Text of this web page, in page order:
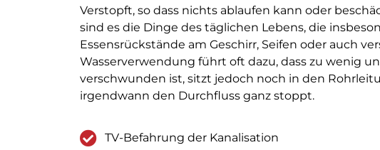
Verstopft, so dass nichts ablaufen kann oder
sind es die Dinge des täglichen Lebens, die
Essensrückstände am Geschirr, Seifen oder auch
Wasserverwendung führt oft dazu, dass zu wenig
verschwunden ist, sitzt jedoch noch in den
irgendwann den Durchfluss ganz stoppt.
TV-Befahrung der Kanalisation